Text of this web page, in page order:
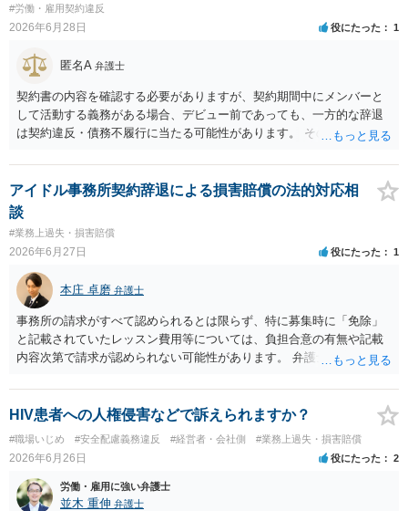
は、合理性や対価性を欠くとして争いやすいです。逆に、タレント側
の重大な契約違反がある場合は、実損害の範囲で請求される可能性は
あります。
#労働・雇用契約違反
2026年6月28日 役にたった 1
匿名A 弁護士
契約書の内容を確認する必要がありますが、契約期間中にメンバーと
して活動する義務がある場合、デビュー前であっても、一方的な辞退
は契約違反・債務不履行に当たる可能性があります。 そのため、運営
費用、ライブ準備費用、レッスン関係費用なども、辞退によって実際
に追加で発生した合理的費用であれば、損害として主張される可能性
があります。 もっとも、運営側の請求額がそのまま認められるわけで
はありません。各費目について、具体的な損害、金額、辞退との因果
関係を示す必要があります。特に「レッスン費用無料」と表示されて
いた場合、辞退後に講師代やスタジオ代を当然に全額請求できるかは
慎重な検討が必要です。 また「家庭の事情」が正当な辞退理由になる
かは、その具体的内容によります。介護、転居、健康問題など、活動
継続が客観的に困難といえる事情があるかが重要です。 未成年であれ
ば、契約時に親権者の同意があったか、契約期間・活動義務・中途辞
退時の扱いについて親権者に説明されていたかも確認すべきです。 現
時点では、安易に支払義務を認めず、契約書、募集記事、LINE等を保
存したうえで、請求費目、金額、根拠資料の明示を求めるのがよいと
思います。回答前に弁護士へ相談することをおすすめします。
アイドル事務所契約辞退による損害賠償の法的対応相
談
#業務上過失・損害賠償
2026年6月27日 役にたった 1
本庄 卓磨 弁護士
事務所の請求がすべて認められるとは限らず、特に募集時に「免除」
と記載されていたレッスン費用等については、負担合意の有無や記載
内容次第で請求が認められない可能性があります。 弁護士対応を示唆
相談されることをおすすめします。
HIV患者への人権侵害などで訴えられますか？
#職場いじめ #安全配慮義務違反 #経営者・会社側 #業務上過失・損害賠償
2026年6月26日 役にたった 2
労働・雇用に強い弁護士
並木 重伸 弁護士